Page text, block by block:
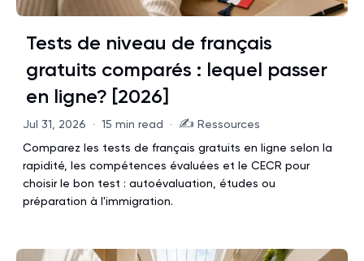
Tests de niveau de français
gratuits comparés : lequel passer
en ligne? [2026]
Jul 31, 2026 · 15 min read · ✍️ Ressources
Comparez les tests de français gratuits en ligne selon la
rapidité, les compétences évaluées et le CECR pour
choisir le bon test : autoévaluation, études ou
préparation à l'immigration.